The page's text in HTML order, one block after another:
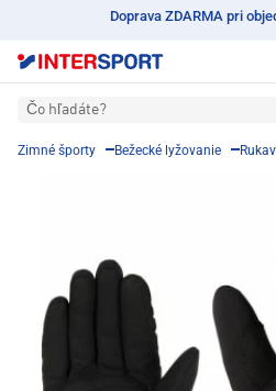
Doprava ZDARMA pri
Čo hľadáte?
Zimné športy Bežecké lyžovanie